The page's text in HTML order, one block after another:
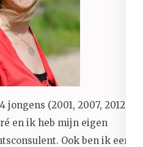
jongens (2001, 2007, 2012
en ik heb mijn eigen
Ook ben ik een